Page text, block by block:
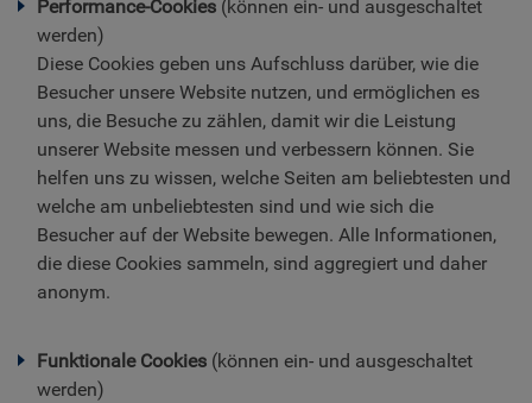
Performance-Cookies (können ein- und ausgeschaltet
werden)
Diese Cookies geben uns Aufschluss darüber, wie die
Besucher unsere Website nutzen, und ermöglichen es
uns, die Besuche zu zählen, damit wir die Leistung
unserer Website messen und verbessern können. Sie
helfen uns zu wissen, welche Seiten am beliebtesten und
welche am unbeliebtesten sind und wie sich die
Besucher auf der Website bewegen. Alle Informationen,
die diese Cookies sammeln, sind aggregiert und daher
anonym.
Funktionale Cookies (können ein- und ausgeschaltet
werden)